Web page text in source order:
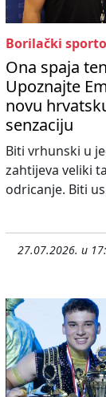
Borilački
Ona spaja
Upoznajte
novu
senzaciju
Biti vrhunski u
zahtijeva veliki
odricanje. Biti
27.07.2026. u